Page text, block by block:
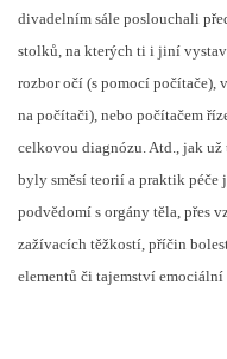
divadelním sále poslouchali
stolků, na kterých ti i jiní
rozbor očí (s pomocí počítače),
na počítači), nebo počítačem
celkovou diagnózu. Atd., jak
byly směsí teorií a praktik péče
podvědomí s orgány těla, přes
zažívacích těžkostí, příčin
elementů či tajemství emociální